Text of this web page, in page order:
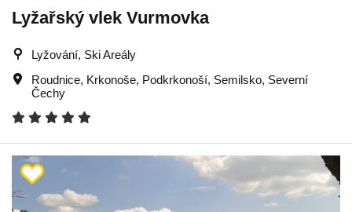
Lyžařský vlek Vurmovka
Lyžování, Ski Areály
Roudnice, Krkonoše, Podkrkonoší, Semilsko, Severní
Čechy